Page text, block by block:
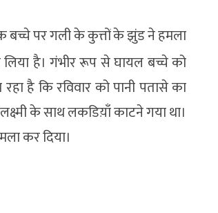
बच्चे पर गली के कुत्तों के झुंड ने हमला
है। गंभीर रूप से घायल बच्चे को
है कि रविवार को पानी पतासे का
के साथ लकडिय़ाँ काटने गया था।
कर दिया।